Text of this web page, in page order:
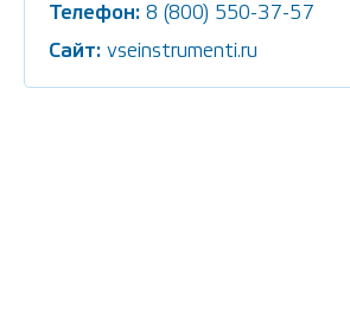
Телефон: 8 (800) 550-37-57
Сайт: vseinstrumenti.ru